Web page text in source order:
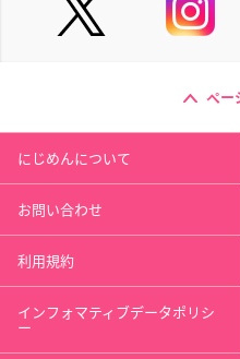
ペー
にじめんについて
お問い合わせ
利用規約
インフォマティブデータポリシ
ー